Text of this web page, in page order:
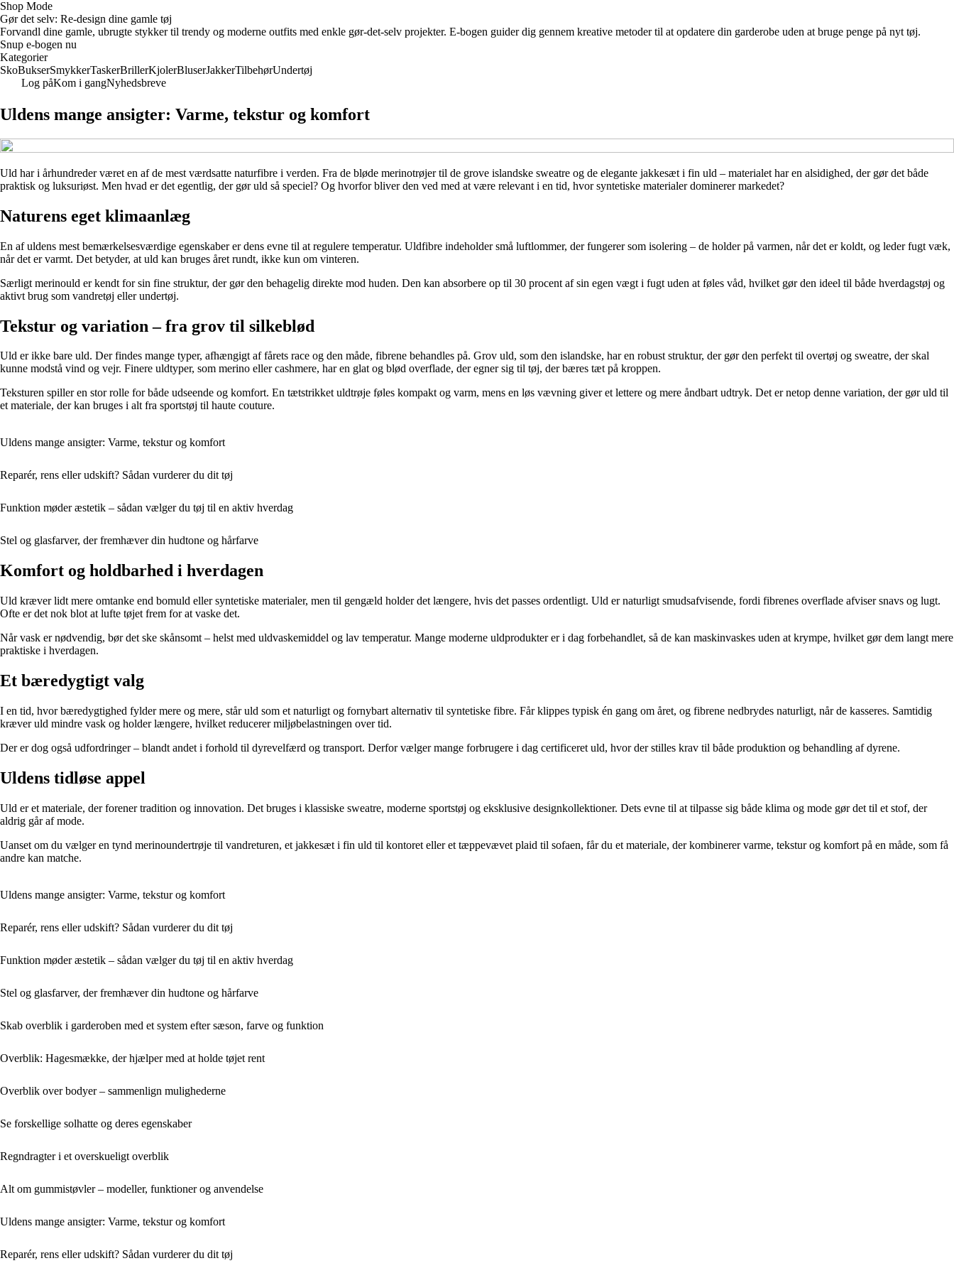
Shop Mode
Gør det selv: Re-design dine gamle tøj
Forvandl dine gamle, ubrugte stykker til trendy og moderne outfits med enkle gør-det-selv projekter. E-bogen guider dig gennem kreative metoder til at opdatere din garderobe uden at bruge penge på nyt tøj.
Snup e-bogen nu
Kategorier
SkoBukserSmykkerTaskerBrillerKjolerBluserJakkerTilbehørUndertøj
Log påKom i gangNyhedsbreve
Uldens mange ansigter: Varme, tekstur og komfort
Uld har i århundreder været en af de mest værdsatte naturfibre i verden. Fra de bløde merinotrøjer til de grove islandske sweatre og de elegante jakkesæt i fin uld – materialet har en alsidighed, der gør det både
praktisk og luksuriøst. Men hvad er det egentlig, der gør uld så speciel? Og hvorfor bliver den ved med at være relevant i en tid, hvor syntetiske materialer dominerer markedet?
Naturens eget klimaanlæg
En af uldens mest bemærkelsesværdige egenskaber er dens evne til at regulere temperatur. Uldfibre indeholder små luftlommer, der fungerer som isolering – de holder på varmen, når det er koldt, og leder fugt væk,
når det er varmt. Det betyder, at uld kan bruges året rundt, ikke kun om vinteren.
Særligt merinould er kendt for sin fine struktur, der gør den behagelig direkte mod huden. Den kan absorbere op til 30 procent af sin egen vægt i fugt uden at føles våd, hvilket gør den ideel til både hverdagstøj og
aktivt brug som vandretøj eller undertøj.
Tekstur og variation – fra grov til silkeblød
Uld er ikke bare uld. Der findes mange typer, afhængigt af fårets race og den måde, fibrene behandles på. Grov uld, som den islandske, har en robust struktur, der gør den perfekt til overtøj og sweatre, der skal
kunne modstå vind og vejr. Finere uldtyper, som merino eller cashmere, har en glat og blød overflade, der egner sig til tøj, der bæres tæt på kroppen.
Teksturen spiller en stor rolle for både udseende og komfort. En tætstrikket uldtrøje føles kompakt og varm, mens en løs vævning giver et lettere og mere åndbart udtryk. Det er netop denne variation, der gør uld til
et materiale, der kan bruges i alt fra sportstøj til haute couture.
Uldens mange ansigter: Varme, tekstur og komfort
Reparér, rens eller udskift? Sådan vurderer du dit tøj
Funktion møder æstetik – sådan vælger du tøj til en aktiv hverdag
Stel og glasfarver, der fremhæver din hudtone og hårfarve
Komfort og holdbarhed i hverdagen
Uld kræver lidt mere omtanke end bomuld eller syntetiske materialer, men til gengæld holder det længere, hvis det passes ordentligt. Uld er naturligt smudsafvisende, fordi fibrenes overflade afviser snavs og lugt.
Ofte er det nok blot at lufte tøjet frem for at vaske det.
Når vask er nødvendig, bør det ske skånsomt – helst med uldvaskemiddel og lav temperatur. Mange moderne uldprodukter er i dag forbehandlet, så de kan maskinvaskes uden at krympe, hvilket gør dem langt mere
praktiske i hverdagen.
Et bæredygtigt valg
I en tid, hvor bæredygtighed fylder mere og mere, står uld som et naturligt og fornybart alternativ til syntetiske fibre. Får klippes typisk én gang om året, og fibrene nedbrydes naturligt, når de kasseres. Samtidig
kræver uld mindre vask og holder længere, hvilket reducerer miljøbelastningen over tid.
Der er dog også udfordringer – blandt andet i forhold til dyrevelfærd og transport. Derfor vælger mange forbrugere i dag certificeret uld, hvor der stilles krav til både produktion og behandling af dyrene.
Uldens tidløse appel
Uld er et materiale, der forener tradition og innovation. Det bruges i klassiske sweatre, moderne sportstøj og eksklusive designkollektioner. Dets evne til at tilpasse sig både klima og mode gør det til et stof, der
aldrig går af mode.
Uanset om du vælger en tynd merinoundertrøje til vandreturen, et jakkesæt i fin uld til kontoret eller et tæppevævet plaid til sofaen, får du et materiale, der kombinerer varme, tekstur og komfort på en måde, som få
andre kan matche.
Uldens mange ansigter: Varme, tekstur og komfort
Reparér, rens eller udskift? Sådan vurderer du dit tøj
Funktion møder æstetik – sådan vælger du tøj til en aktiv hverdag
Stel og glasfarver, der fremhæver din hudtone og hårfarve
Skab overblik i garderoben med et system efter sæson, farve og funktion
Overblik: Hagesmække, der hjælper med at holde tøjet rent
Overblik over bodyer – sammenlign mulighederne
Se forskellige solhatte og deres egenskaber
Regndragter i et overskueligt overblik
Alt om gummistøvler – modeller, funktioner og anvendelse
Uldens mange ansigter: Varme, tekstur og komfort
Reparér, rens eller udskift? Sådan vurderer du dit tøj